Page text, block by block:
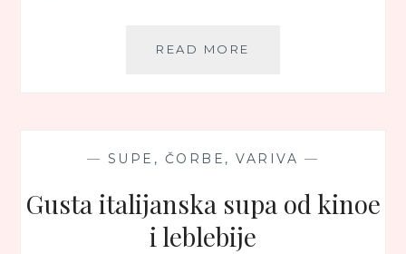
READ MORE
SA
SIROM
— SUPE, ČORBE, VARIVA —
Gusta italijanska supa od kinoe
i leblebije